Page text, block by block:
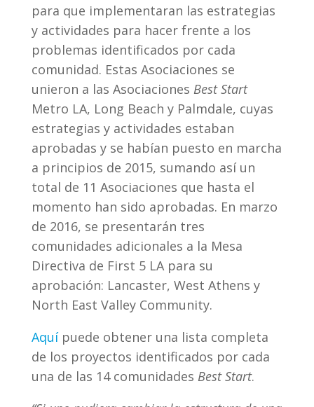
para que implementaran las estrategias
y actividades para hacer frente a los
problemas identificados por cada
comunidad. Estas Asociaciones se
unieron a las Asociaciones Best Start
Metro LA, Long Beach y Palmdale, cuyas
estrategias y actividades estaban
aprobadas y se habían puesto en marcha
a principios de 2015, sumando así un
total de 11 Asociaciones que hasta el
momento han sido aprobadas. En marzo
de 2016, se presentarán tres
comunidades adicionales a la Mesa
Directiva de First 5 LA para su
aprobación: Lancaster, West Athens y
North East Valley Community.
Aquípuede obtener una lista completa
de los proyectos identificados por cada
una de las 14 comunidades Best Start.